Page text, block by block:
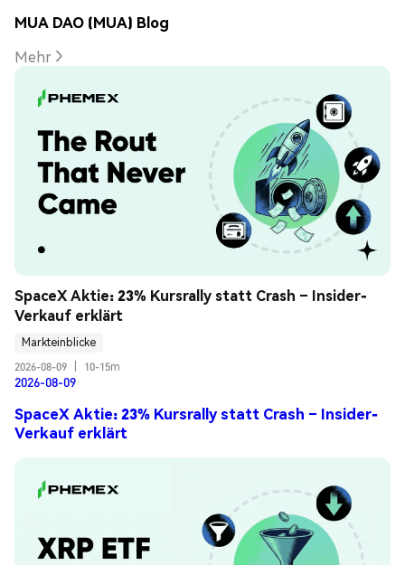
MUA DAO (MUA) Blog
Mehr
SpaceX Aktie: 23% Kursrally statt Crash – Insider-
Verkauf erklärt
Markteinblicke
2026-08-09
10-15m
2026-08-09
SpaceX Aktie: 23% Kursrally statt Crash – Insider-
Verkauf erklärt